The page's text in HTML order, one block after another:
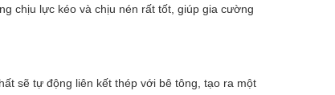
chịu lực kéo và chịu nén rất tốt, giúp gia cường
sẽ tự động liên kết thép với bê tông, tạo ra một